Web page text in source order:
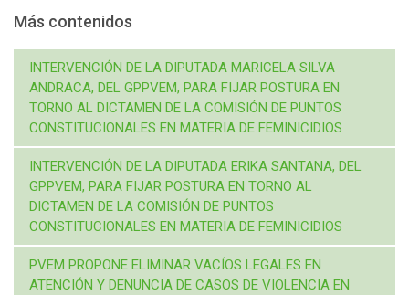
Más contenidos
INTERVENCIÓN DE LA DIPUTADA MARICELA SILVA
ANDRACA, DEL GPPVEM, PARA FIJAR POSTURA EN
TORNO AL DICTAMEN DE LA COMISIÓN DE PUNTOS
CONSTITUCIONALES EN MATERIA DE FEMINICIDIOS
INTERVENCIÓN DE LA DIPUTADA ERIKA SANTANA, DEL
GPPVEM, PARA FIJAR POSTURA EN TORNO AL
DICTAMEN DE LA COMISIÓN DE PUNTOS
CONSTITUCIONALES EN MATERIA DE FEMINICIDIOS
PVEM PROPONE ELIMINAR VACÍOS LEGALES EN
ATENCIÓN Y DENUNCIA DE CASOS DE VIOLENCIA EN